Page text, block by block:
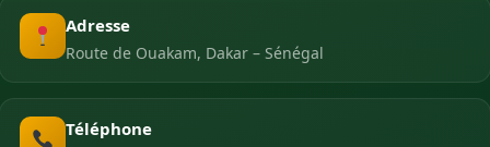
Adresse
Route de Ouakam, Dakar – Sénégal
Téléphone